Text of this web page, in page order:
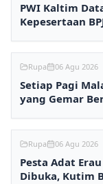
PWI Kaltim
Kepesertaan
Rupa 06 Agu 2026
Setiap Pagi
yang Gemar
Rupa 06 Agu 2026
Pesta Adat
Dibuka, Kutim